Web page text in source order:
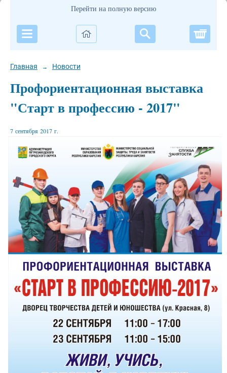
Перейти на полную версию
Главная → Новости
Профориентационная выставка
"Старт в профессию - 2017"
7 сентября 2017 г.